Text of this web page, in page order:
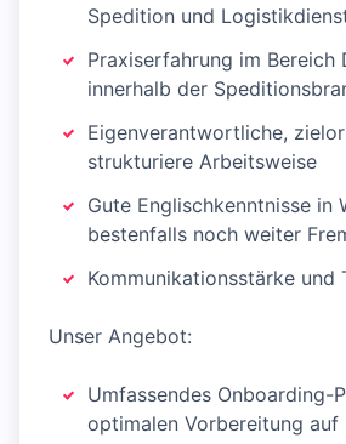
Spedition und
Praxiserfahrung im Bereich
innerhalb der
Eigenverantwortliche,
strukturiere Arbeitsweise
Gute Englischkenntnisse in
bestenfalls noch weiter
Kommunikationsstärke und
Unser Angebot:
Umfassendes Onboarding-
optimalen Vorbereitung auf